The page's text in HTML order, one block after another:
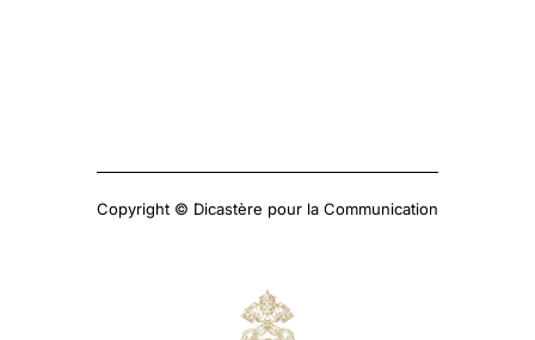
Copyright © Dicastère pour la Communication